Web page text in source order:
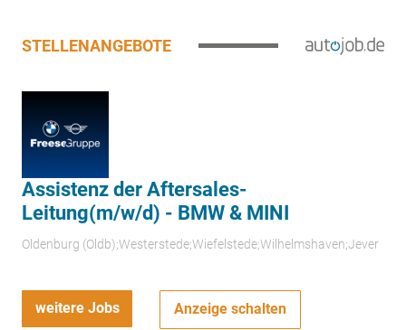
STELLENANGEBOTE
Assistenz der Aftersales-
Leitung(m/w/d) - BMW & MINI
Oldenburg (Oldb);Westerstede;Wiefelstede;Wilhelmshaven;Jever
weitere Jobs Anzeige schalten